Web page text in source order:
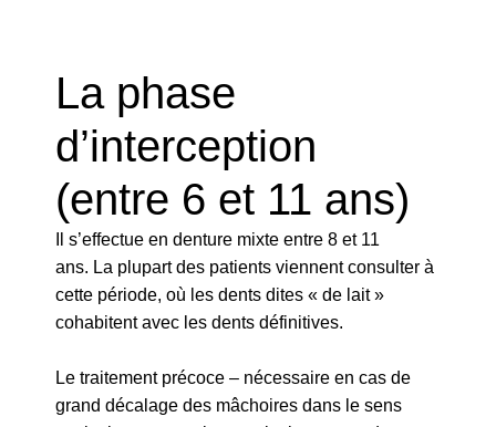
La phase
d’interception
(entre 6 et 11 ans)
Il s’effectue en denture mixte entre 8 et 11
ans. La plupart des patients viennent consulter à
cette période, où les dents dites « de lait »
cohabitent avec les dents définitives.
Le traitement précoce – nécessaire en cas de
grand décalage des mâchoires dans le sens